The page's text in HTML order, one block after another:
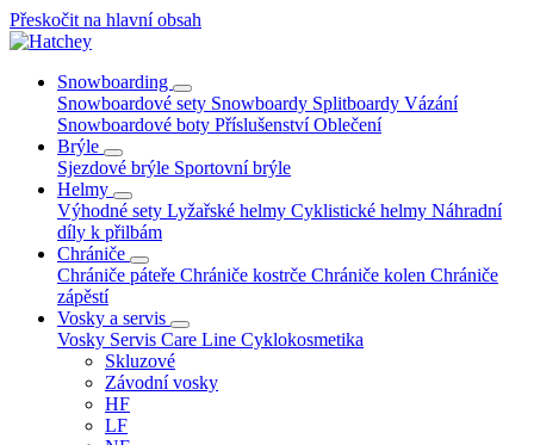
Přeskočit na hlavní obsah
Snowboarding
Snowboardové sety Snowboardy Splitboardy Vázání
Snowboardové boty PříslušenstvíOblečení
Brýle
Sjezdové brýle Sportovní brýle
Helmy
Výhodné sety Lyžařské helmy Cyklistické helmy Náhradní
díly k přilbám
Chrániče
Chrániče páteře Chrániče kostrče Chrániče kolen Chrániče
zápěstí
Vosky a servis
Vosky Servis Care Line Cyklokosmetika
Skluzové
Závodní vosky
HF
LF